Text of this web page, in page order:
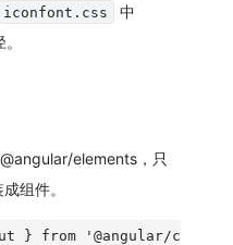
iconfont.css 中
elements，只
组件。
} from '@angular/core';